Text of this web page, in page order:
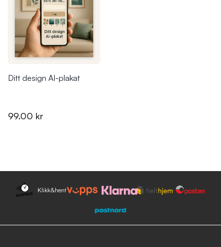
Ditt design AI-plakat
99.00 kr
Klikk&hent